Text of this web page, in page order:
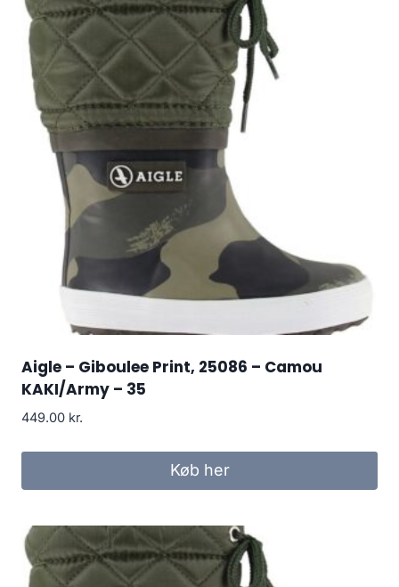
Aigle – Giboulee Print, 25086 – Camou
KAKI/Army – 35
449.00 kr.
Køb her